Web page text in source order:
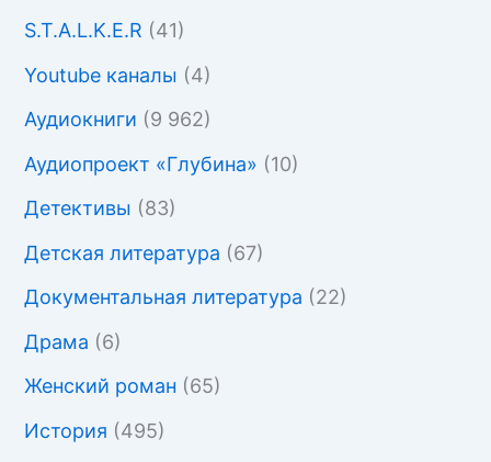
S.T.A.L.K.E.R (41)
Youtube каналы (4)
Аудиокниги (9 962)
Аудиопроект «Глубина» (10)
Детективы (83)
Детская литература (67)
Документальная литература (22)
Драма (6)
Женский роман (65)
История (495)